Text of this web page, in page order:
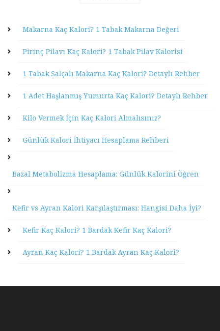
Makarna Kaç Kalori? 1 Tabak Makarna Değeri
Pirinç Pilavı Kaç Kalori? 1 Tabak Pilav Kalorisi
1 Tabak Salçalı Makarna Kaç Kalori? Detaylı Rehber
1 Adet Haşlanmış Yumurta Kaç Kalori? Detaylı Rehber
Kilo Vermek İçin Kaç Kalori Almalısınız?
Günlük Kalori İhtiyacı Hesaplama Rehberi
Bazal Metabolizma Hesaplama: Günlük Kalorini Öğren
Kefir vs Ayran Kalori Karşılaştırması: Hangisi Daha İyi?
Kefir Kaç Kalori? 1 Bardak Kefir Kaç Kalori?
Ayran Kaç Kalori? 1 Bardak Ayran Kaç Kalori?